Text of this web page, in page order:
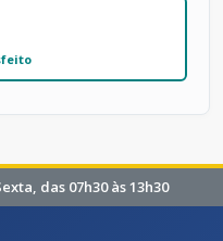
das 07h30 às 13h30